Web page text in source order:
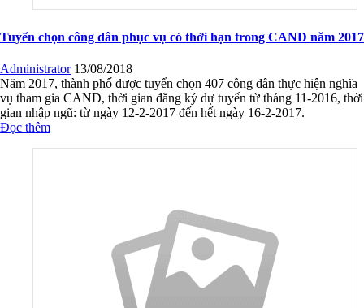
Tuyển chọn công dân phục vụ có thời hạn trong CAND năm 2017
Administrator 13/08/2018
Năm 2017, thành phố được tuyển chọn 407 công dân thực hiện nghĩa
vụ tham gia CAND, thời gian đăng ký dự tuyển từ tháng 11-2016, thời
gian nhập ngũ: từ ngày 12-2-2017 đến hết ngày 16-2-2017.
Đọc thêm